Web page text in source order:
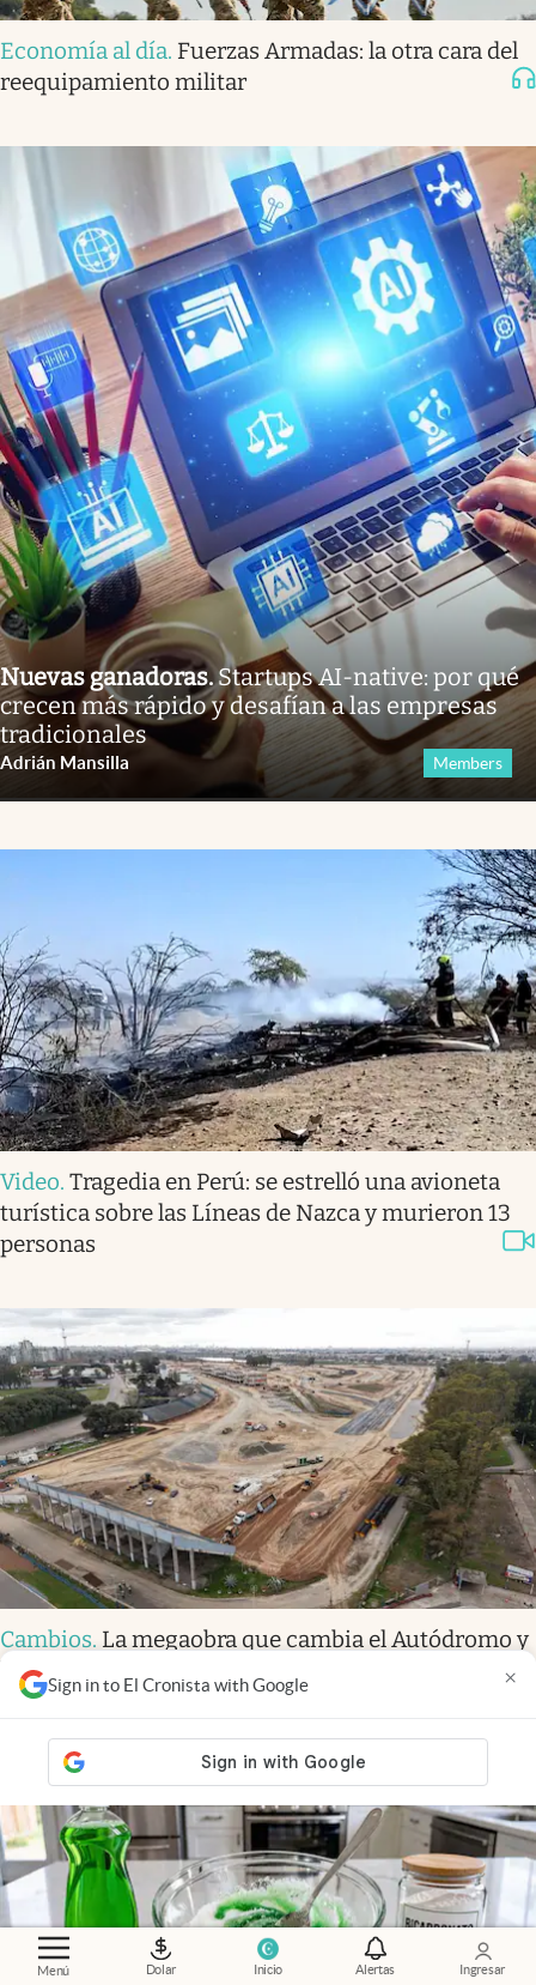
Menú Dolar Inicio Alertas Ingresar
Sign in to El Cronista with Google ×
Economía al día. Fuerzas Armadas: la otra cara del
reequipamiento militar
Nuevas ganadoras.Startups AI-native: por qué
crecen más rápido y desafían a las empresas
tradicionales
Adrián Mansilla Members
Video. Tragedia en Perú: se estrelló una avioneta
turística sobre las Líneas de Nazca y murieron 13
personas
Cambios. La megaobra que cambia el Autódromo y
busca traer la Fórmula 1 de vuelta a la Argentina